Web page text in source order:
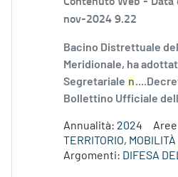
nov-2024 9.22
Bacino Distrettuale
Meridionale, ha
Segretariale n
Bollettino Ufficiale
Annualità: 2024
TERRITORIO,
Argomenti: DIFESA